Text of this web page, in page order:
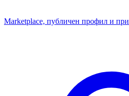
Marketplace, публичен профил и